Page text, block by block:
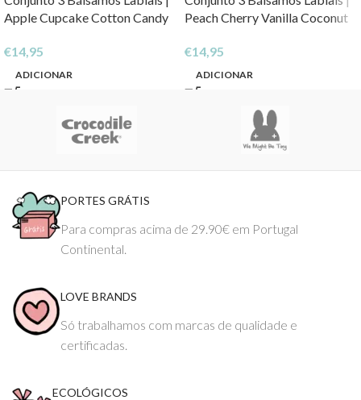
Apple Cupcake Cotton Candy
€14,95
ADICIONAR
Peach Cherry Vanilla Coconut
€14,95
ADICIONAR
PORTES GRÁTIS
Para compras acima de 29.90€ em Portugal
Continental.
LOVE BRANDS
Só trabalhamos com marcas de qualidade e
certificadas.
ECOLÓGICOS